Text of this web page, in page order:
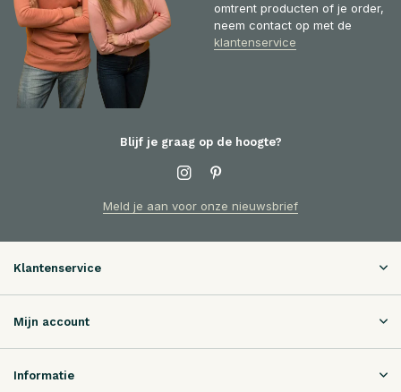
omtrent producten of je order,
neem contact op met de
klantenservice
Blijf je graag op de hoogte?
Meld je aan voor onze nieuwsbrief
Klantenservice
Mijn account
Informatie